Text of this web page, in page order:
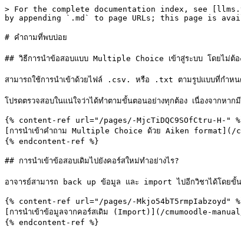
> For the complete documentation index, see
by appending `.md` to page URLs; this page is
# คำถามที่พบบ่อย
## วิธีการนำข้อสอบแบบ Multiple Choice เข้าสู่ระบบ โดยไม่ต้อง
สามารถใช้การนำเข้าด้วยไฟล์ .csv. หรือ .txt ตามรูปแบบที่กำหน
โปรดตรวจสอบในแน่ใจว่าได้ทำตามขั้นตอนอย่างทุกต้อง เนื่องจากห
{% content-ref url="/pages/-MjcTiDQC9SOfCtru-H-"
[การนำเข้าคำถาม Multiple Choice ด้วย Aiken format](/
{% endcontent-ref %}
## การนำเข้าข้อสอบเดิมไปยังคอร์สใหม่ทำอย่างไร?
อาจารย์สามารถ back up ข้อมูล และ import ไปอีกวิชาได้โดยขั้น
{% content-ref url="/pages/-Mkjo54bT5rmpIabzoyd"
[การนำเข้าข้อมูลจากคอร์สเดิม (Import)](/cmumoodle-
{% endcontent-ref %}